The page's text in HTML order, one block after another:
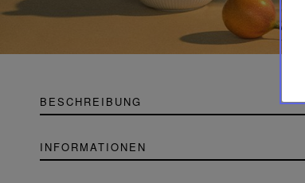
BESCHREIBUNG
INFORMATIONEN